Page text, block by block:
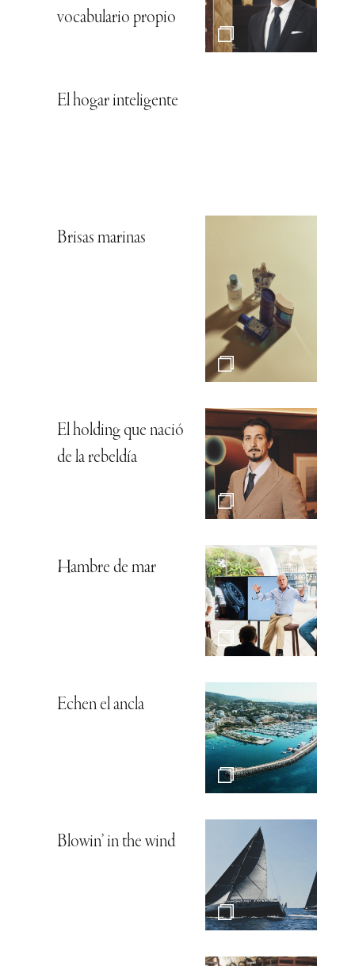
vocabulario propio
El hogar inteligente
Brisas marinas
El holding que nació
de la rebeldía
Hambre de mar
Echen el ancla
Blowin’ in the wind